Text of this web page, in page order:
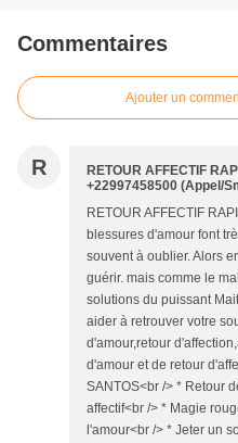
Commentaires
Ajouter un
R
RETOUR AFFECTIF
+22997458500 (Appel/
RETOUR AFFECTIF
blessures d'amour font
souvent à oublier. Alors
guérir. mais comme le
solutions du puissant
aider à retrouver votre
d'amour,retour
d'amour et de retour
SANTOS<br /> * Retour
affectif<br /> * Magie
l'amour<br /> * Jeter un